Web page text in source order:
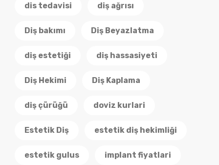
dis tedavisi diş ağrısı
Diş bakımı Diş Beyazlatma
diş estetiği diş hassasiyeti
Diş Hekimi Diş Kaplama
diş çürüğü doviz kurlari
Estetik Diş estetik diş hekimliği
estetik gulus implant fiyatlari